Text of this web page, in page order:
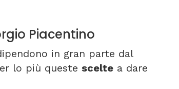
Piacentino
in gran parte dal
lo più queste scelte a dare